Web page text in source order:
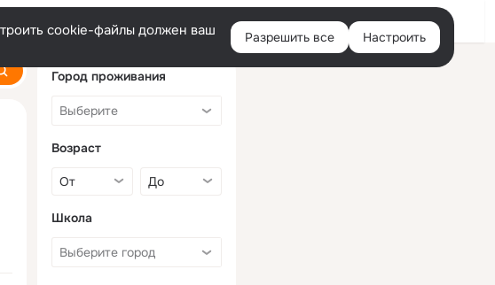
Войти
cookie-файлы должен ваш
Разрешить все Настроить
Город проживания
Возраст
Школа